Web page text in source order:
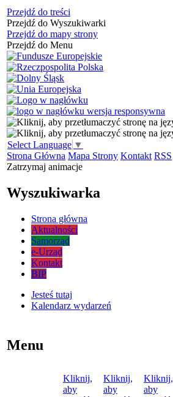
Przejdź do treści
Przejdź do Wyszukiwarki
Przejdź do mapy strony
Przejdź do Menu
Select Language ▼
Strona Główna Mapa Strony Kontakt RSS
Zatrzymaj animacje
Wyszukiwarka
Strona główna
Aktualności
Samorząd
e-Urząd
Kontakt
BIP
Jesteś tutaj
Kalendarz wydarzeń
Menu
Kliknij,
aby
Kliknij,
aby
Kliknij,
aby